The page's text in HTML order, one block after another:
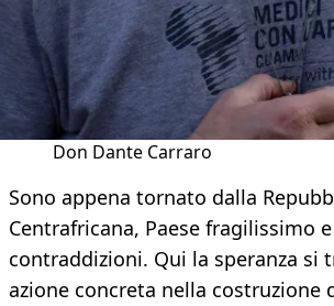
Don Dante Carraro
Sono appena tornato dalla
Centrafricana, Paese fragilissimo
contraddizioni. Qui la speranza si
azione concreta nella costruzione